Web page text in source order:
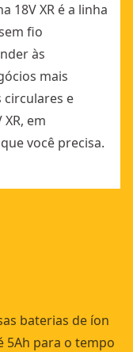
18V XR é a linha
fio
às
mais
circulares e
em
você precisa.
baterias de íon
5Ah para o tempo